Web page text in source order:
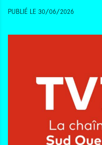
PUBLIÉ LE 30/06/2026